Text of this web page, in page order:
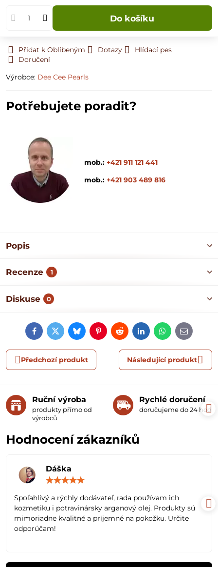
Do košíku
Přidat k Oblíbeným Dotazy
Hlídací pes
Doručení
Výrobce: Dee Cee Pearls
Potřebujete poradit?
mob.: +421 911 121 441
mob.: +421 903 489 816
Popis
Recenze 1
Diskuse 0
FacebookTwitterBlueskyPinterestRedditLinkedInWhatsApp
E-
mail
Předchozí produkt Následující produkt
Ruční výroba
produkty přímo od
výrobců
Rychlé doručení
doručujeme do 24 hodin
Hodnocení zákazníků
Dáška
5
Spoľahlivý a rýchly dodávateľ, rada používam ich
kozmetiku i potravinársky arganový olej. Produkty sú
mimoriadne kvalitné a príjemné na pokožku. Určite
odporúčam!